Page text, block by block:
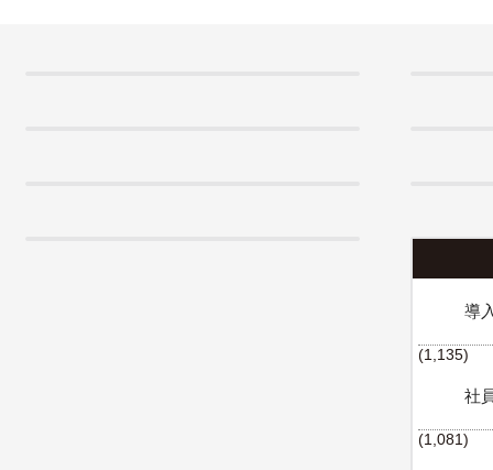
導
(1,135)
社
(1,081)